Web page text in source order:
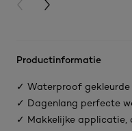
PREVIOUS CARD
NEXT CARD
Productinformatie
✓ Waterproof gekleurde
✓ Dagenlang perfecte
✓ Makkelijke applicatie,